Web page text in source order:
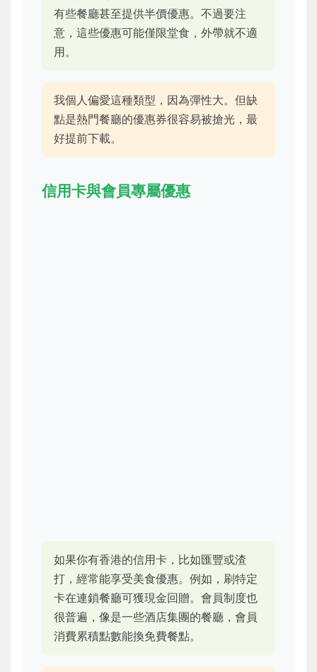
有些餐廳甚至提供半價優惠。不過要注
意，這些優惠可能僅限堂食，外帶就不適
用。
我個人偏愛這種類型，因為彈性大。但缺
點是熱門餐廳的優惠券很容易被搶光，最
好提前下載。
信用卡與會員專屬優惠
如果你有香港的信用卡，比如匯豐或渣
打，經常能享受美食優惠。例如，刷特定
卡在連鎖餐廳可獲現金回贈。會員制度也
很普遍，像是一些酒店集團的餐廳，會員
消費累積點數能換免費餐點。